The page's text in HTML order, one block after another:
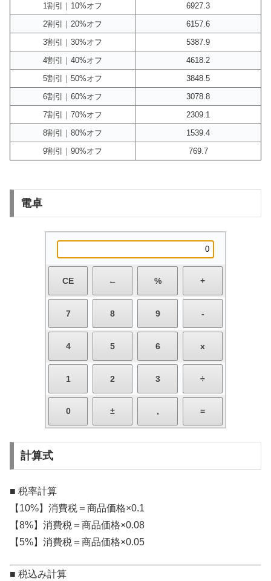
1割引｜10%オフ
6927.3
2割引｜20%オフ
6157.6
3割引｜30%オフ
5387.9
4割引｜40%オフ
4618.2
5割引｜50%オフ
3848.5
6割引｜60%オフ
3078.8
7割引｜70%オフ
2309.1
8割引｜80%オフ
1539.4
9割引｜90%オフ
769.7
電卓
計算式
■ 税率計算
【10%】消費税＝商品価格×0.1
【8%】消費税＝商品価格×0.08
【5%】消費税＝商品価格×0.05
■ 税込み計算